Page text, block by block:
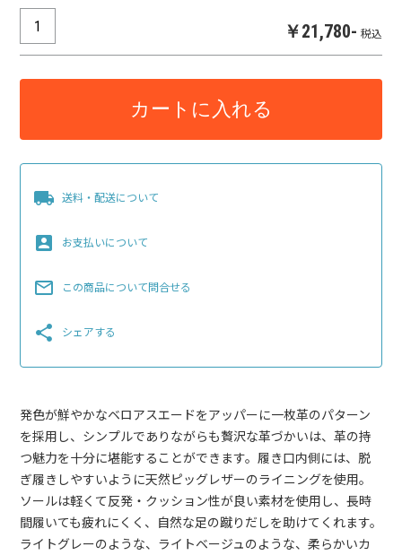
￥21,780- 税込
カートに入れる
local_shipping 送料・配送について
account_box お支払いについて
mail_outline この商品について問合せる
share シェアする
発色が鮮やかなベロアスエードをアッパーに一枚革のパターン
を採用し、シンプルでありながらも贅沢な革づかいは、革の持
つ魅力を十分に堪能することができます。履き口内側には、脱
ぎ履きしやすいように天然ピッグレザーのライニングを使用。
ソールは軽くて反発・クッション性が良い素材を使用し、長時
間履いても疲れにくく、自然な足の蹴りだしを助けてくれます。
ライトグレーのような、ライトベージュのような、柔らかいカ